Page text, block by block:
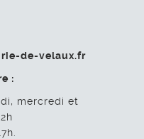
de-velaux.fr
:
mercredi et